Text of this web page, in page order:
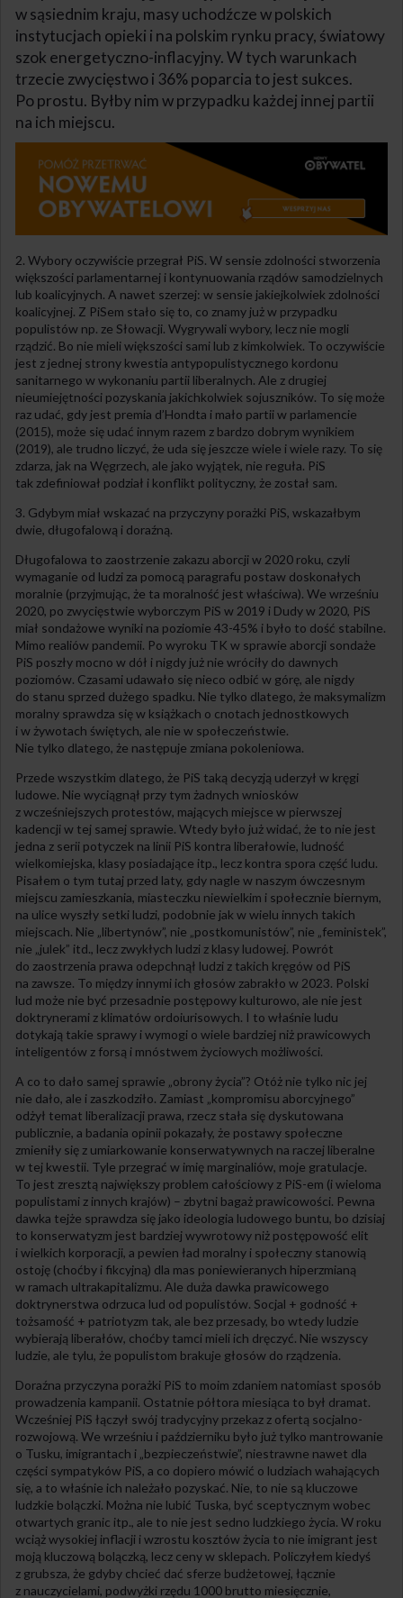
w sąsiednim kraju, masy uchodźcze w polskich
instytucjach opieki i na polskim rynku pracy, światowy
szok energetyczno-inflacyjny. W tych warunkach
trzecie zwycięstwo i 36% poparcia to jest sukces.
Po prostu. Byłby nim w przypadku każdej innej partii
na ich miejscu.
2. Wybory oczywiście przegrał PiS. W sensie zdolności stworzenia
większości parlamentarnej i kontynuowania rządów samodzielnych
lub koalicyjnych. A nawet szerzej: w sensie jakiejkolwiek zdolności
koalicyjnej. Z PiSem stało się to, co znamy już w przypadku
populistów np. ze Słowacji. Wygrywali wybory, lecz nie mogli
rządzić. Bo nie mieli większości sami lub z kimkolwiek. To oczywiście
jest z jednej strony kwestia antypopulistycznego kordonu
sanitarnego w wykonaniu partii liberalnych. Ale z drugiej
nieumiejętności pozyskania jakichkolwiek sojuszników. To się może
raz udać, gdy jest premia d’Hondta i mało partii w parlamencie
(2015), może się udać innym razem z bardzo dobrym wynikiem
(2019), ale trudno liczyć, że uda się jeszcze wiele i wiele razy. To się
zdarza, jak na Węgrzech, ale jako wyjątek, nie reguła. PiS
tak zdefiniował podział i konflikt polityczny, że został sam.
3. Gdybym miał wskazać na przyczyny porażki PiS, wskazałbym
dwie, długofalową i doraźną.
Długofalowa to zaostrzenie zakazu aborcji w 2020 roku, czyli
wymaganie od ludzi za pomocą paragrafu postaw doskonałych
moralnie (przyjmując, że ta moralność jest właściwa). We wrześniu
2020, po zwycięstwie wyborczym PiS w 2019 i Dudy w 2020, PiS
miał sondażowe wyniki na poziomie 43-45% i było to dość stabilne.
Mimo realiów pandemii. Po wyroku TK w sprawie aborcji sondaże
PiS poszły mocno w dół i nigdy już nie wróciły do dawnych
poziomów. Czasami udawało się nieco odbić w górę, ale nigdy
do stanu sprzed dużego spadku. Nie tylko dlatego, że maksymalizm
moralny sprawdza się w książkach o cnotach jednostkowych
i w żywotach świętych, ale nie w społeczeństwie.
Nie tylko dlatego, że następuje zmiana pokoleniowa.
Przede wszystkim dlatego, że PiS taką decyzją uderzył w kręgi
ludowe. Nie wyciągnął przy tym żadnych wniosków
z wcześniejszych protestów, mających miejsce w pierwszej
kadencji w tej samej sprawie. Wtedy było już widać, że to nie jest
jedna z serii potyczek na linii PiS kontra liberałowie, ludność
wielkomiejska, klasy posiadające itp., lecz kontra spora część ludu.
Pisałem o tym tutaj przed laty, gdy nagle w naszym ówczesnym
miejscu zamieszkania, miasteczku niewielkim i społecznie biernym,
na ulice wyszły setki ludzi, podobnie jak w wielu innych takich
miejscach. Nie „libertynów”, nie „postkomunistów”, nie „feministek”,
nie „julek” itd., lecz zwykłych ludzi z klasy ludowej. Powrót
do zaostrzenia prawa odepchnął ludzi z takich kręgów od PiS
na zawsze. To między innymi ich głosów zabrakło w 2023. Polski
lud może nie być przesadnie postępowy kulturowo, ale nie jest
doktrynerami z klimatów ordoiurisowych. I to właśnie ludu
dotykają takie sprawy i wymogi o wiele bardziej niż prawicowych
inteligentów z forsą i mnóstwem życiowych możliwości.
A co to dało samej sprawie „obrony życia”? Otóż nie tylko nic jej
nie dało, ale i zaszkodziło. Zamiast „kompromisu aborcyjnego”
odżył temat liberalizacji prawa, rzecz stała się dyskutowana
publicznie, a badania opinii pokazały, że postawy społeczne
zmieniły się z umiarkowanie konserwatywnych na raczej liberalne
w tej kwestii. Tyle przegrać w imię marginaliów, moje gratulacje.
To jest zresztą największy problem całościowy z PiS-em (i wieloma
populistami z innych krajów) – zbytni bagaż prawicowości. Pewna
dawka tejże sprawdza się jako ideologia ludowego buntu, bo dzisiaj
to konserwatyzm jest bardziej wywrotowy niż postępowość elit
i wielkich korporacji, a pewien ład moralny i społeczny stanowią
ostoję (choćby i fikcyjną) dla mas poniewieranych hiperzmianą
w ramach ultrakapitalizmu. Ale duża dawka prawicowego
doktrynerstwa odrzuca lud od populistów. Socjal + godność +
tożsamość + patriotyzm tak, ale bez przesady, bo wtedy ludzie
wybierają liberałów, choćby tamci mieli ich dręczyć. Nie wszyscy
ludzie, ale tylu, że populistom brakuje głosów do rządzenia.
Doraźna przyczyna porażki PiS to moim zdaniem natomiast sposób
prowadzenia kampanii. Ostatnie półtora miesiąca to był dramat.
Wcześniej PiS łączył swój tradycyjny przekaz z ofertą socjalno-
rozwojową. We wrześniu i październiku było już tylko mantrowanie
o Tusku, imigrantach i „bezpieczeństwie”, niestrawne nawet dla
części sympatyków PiS, a co dopiero mówić o ludziach wahających
się, a to właśnie ich należało pozyskać. Nie, to nie są kluczowe
ludzkie bolączki. Można nie lubić Tuska, być sceptycznym wobec
otwartych granic itp., ale to nie jest sedno ludzkiego życia. W roku
wciąż wysokiej inflacji i wzrostu kosztów życia to nie imigrant jest
moją kluczową bolączką, lecz ceny w sklepach. Policzyłem kiedyś
z grubsza, że gdyby chcieć dać sferze budżetowej, łącznie
z nauczycielami, podwyżki rzędu 1000 brutto miesięcznie,